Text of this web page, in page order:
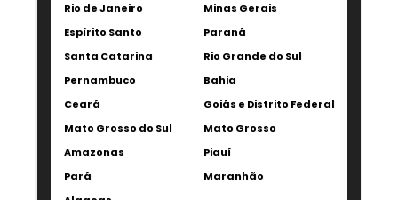
Rio de Janeiro
Minas Gerais
Espírito Santo
Paraná
Santa Catarina
Rio Grande do Sul
Pernambuco
Bahia
Ceará
Goiás e Distrito Federal
Mato Grosso do Sul
Mato Grosso
Amazonas
Piauí
Pará
Maranhão